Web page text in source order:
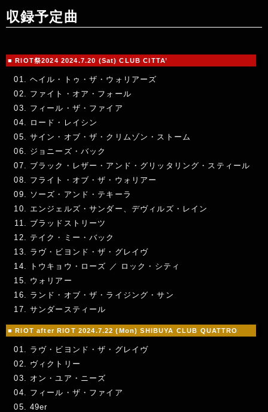
収録予定曲
■ RIOT祭2024 2024.7.20 (Sat) CLUB CITTA’
ヘイル・トゥ・ザ・ウォリアーズ
ファイト・オア・フォール
フィール・ザ・ファイア
ロード・レイシン
サイン・オブ・ザ・クリムゾン・ストーム
ジョニーズ・バック
ブラック・レザー・アンド・グリッタリング・スティール
フライト・オブ・ザ・ウォリアー
ソーズ・アンド・テキーラ
エンジェルズ・サンダー、デヴィルズ・レイン
ブラッドストリーツ
テイク・ミー・バック
ラヴ・ビヨンド・ザ・グレイヴ
トウキョウ・ローズ ／ ロック・シティ
ウォリアー
ランド・オブ・ザ・ライジング・サン
サンダースティール
■ RIOT after RIOT 2024.7.22 (Mon) SHIBUYA CLUB QUATTRO
ラヴ・ビヨンド・ザ・グレイヴ
ヴィクトリー
オン・ユア・ニーズ
フィール・ザ・ファイア
49er